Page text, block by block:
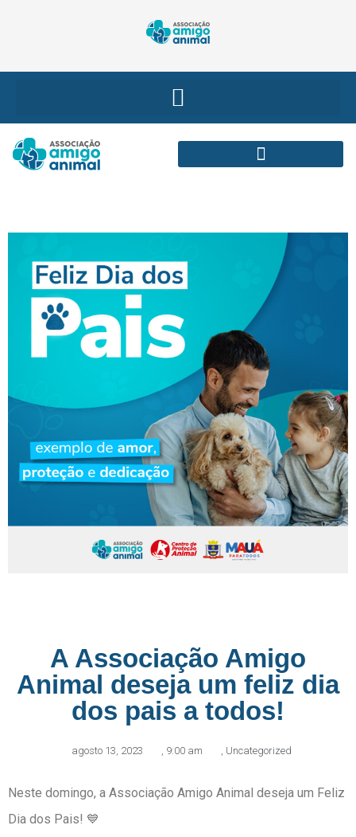
A Associação Amigo
Animal deseja um feliz dia
dos pais a todos!
agosto 13, 2023 , 9:00 am , Uncategorized
Neste domingo, a Associação Amigo Animal deseja um Feliz
Dia dos Pais! 💙